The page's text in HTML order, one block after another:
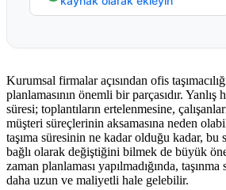
Kurumsal firmalar açısından ofis
planlamasının önemli bir parçasıdır. Yanlış
süresi; toplantıların ertelenmesine,
müşteri süreçlerinin aksamasına neden
taşıma süresinin ne kadar olduğu kadar,
bağlı olarak değiştiğini bilmek de büyük
zaman planlaması yapılmadığında,
daha uzun ve maliyetli hale gelebilir.